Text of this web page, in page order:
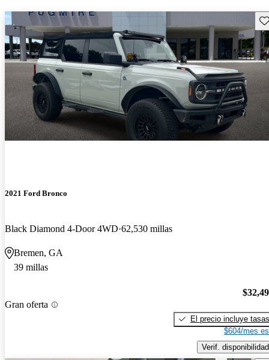
2021 Ford Bronco
Black Diamond 4-Door 4WD 62,530 millas
Bremen, GA
39 millas
Gran oferta
El precio incluye tasas
$604/mes
Verif. disponibilidad